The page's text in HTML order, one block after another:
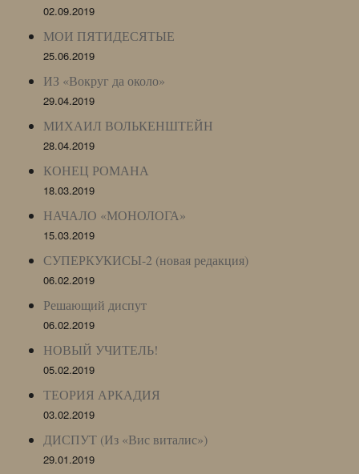
02.09.2019
МОИ ПЯТИДЕСЯТЫЕ
25.06.2019
ИЗ «Вокруг да около»
29.04.2019
МИХАИЛ ВОЛЬКЕНШТЕЙН
28.04.2019
КОНЕЦ РОМАНА
18.03.2019
НАЧАЛО «МОНОЛОГА»
15.03.2019
СУПЕРКУКИСЫ-2 (новая редакция)
06.02.2019
Решающий диспут
06.02.2019
НОВЫЙ УЧИТЕЛЬ!
05.02.2019
ТЕОРИЯ АРКАДИЯ
03.02.2019
ДИСПУТ (Из «Вис виталис»)
29.01.2019